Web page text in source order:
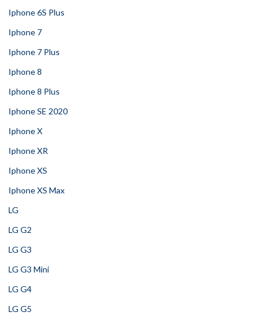
Iphone 6S Plus
Iphone 7
Iphone 7 Plus
Iphone 8
Iphone 8 Plus
Iphone SE 2020
Iphone X
Iphone XR
Iphone XS
Iphone XS Max
LG
LG G2
LG G3
LG G3 Mini
LG G4
LG G5